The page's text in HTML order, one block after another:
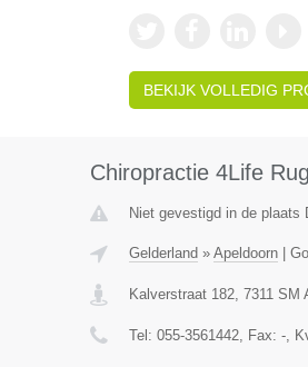
BEKIJK VOLLEDIG
Chiropractie 4Life
Niet gevestigd in de plaats
Gelderland » Apeldoorn|
Kalverstraat 182, 7311 SM
Tel: 055-3561442, Fax: -,